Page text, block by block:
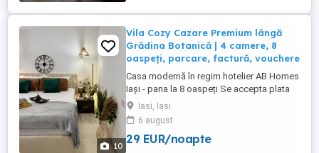
10
Vila Cozy Cazare Premium lângă
Grădina Botanică | 4 camere, 8
oaspeți, parcare, factură, vouchere
Casa modernă în regim hotelier AB Homes
Iași - pana la 8 oaspeți Se accepta plata
cu vochere de vacanță - se oferă factura
whatsapp: #zero #sapte #patru #noua
#cinci #cinci #opt #șapte #zero #cinci
Casă modernă în regim hotelier 3
Iasi, Iasi
6 august
29 EUR/noapte